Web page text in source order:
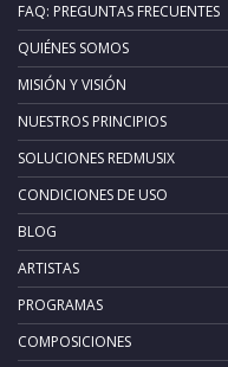
FAQ: PREGUNTAS FRECUENTES
QUIÉNES SOMOS
MISIÓN Y VISIÓN
NUESTROS PRINCIPIOS
SOLUCIONES REDMUSIX
CONDICIONES DE USO
BLOG
ARTISTAS
PROGRAMAS
COMPOSICIONES